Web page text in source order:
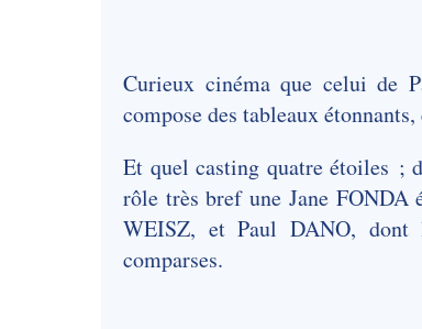
Curieux cinéma que celui de
compose des tableaux
Et quel casting quatre étoiles ;
rôle très bref une Jane FONDA
WEISZ, et Paul DANO, dont
comparses.